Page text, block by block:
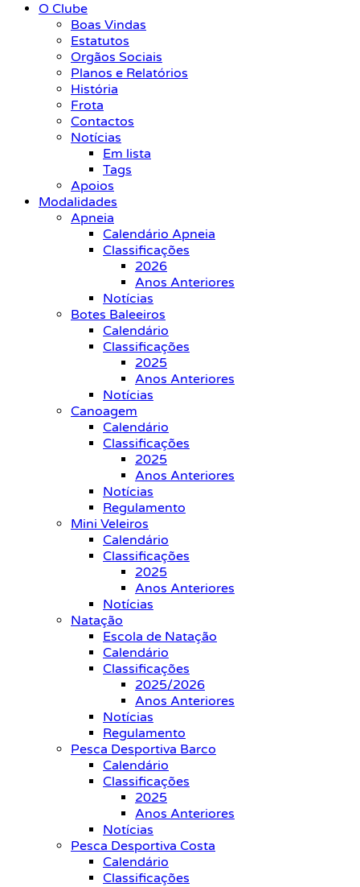
O Clube
Boas Vindas
Estatutos
Orgãos Sociais
Planos e Relatórios
História
Frota
Contactos
Notícias
Em lista
Tags
Apoios
Modalidades
Apneia
Calendário Apneia
Classificações
2026
Anos Anteriores
Notícias
Botes Baleeiros
Calendário
Classificações
2025
Anos Anteriores
Notícias
Canoagem
Calendário
Classificações
2025
Anos Anteriores
Notícias
Regulamento
Mini Veleiros
Calendário
Classificações
2025
Anos Anteriores
Notícias
Natação
Escola de Natação
Calendário
Classificações
2025/2026
Anos Anteriores
Notícias
Regulamento
Pesca Desportiva Barco
Calendário
Classificações
2025
Anos Anteriores
Notícias
Pesca Desportiva Costa
Calendário
Classificações